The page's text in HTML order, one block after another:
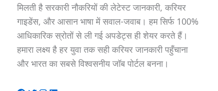
मिलती है सरकारी नौकरियों की लेटेस्ट जानकारी, करियर
गाइडेंस, और आसान भाषा में सवाल-जवाब। हम सिर्फ 100%
आधिकारिक स्रोतों से ली गई अपडेट्स ही शेयर करते हैं।
हमारा लक्ष्य है हर युवा तक सही करियर जानकारी पहुँचाना
और भारत का सबसे विश्वसनीय जॉब पोर्टल बनना।